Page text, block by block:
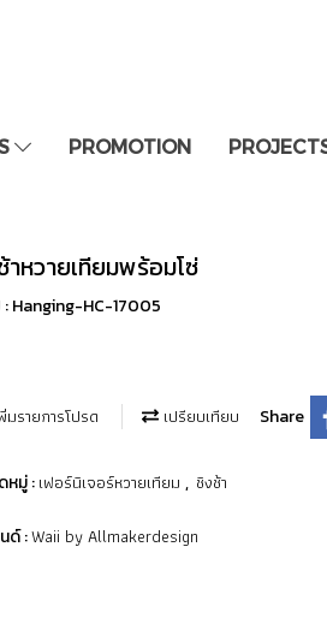
PROMOTION
าหวายเทียมพร้อมโซ่
: Hanging-HC-17005
มรายการโปรด เปรียบเทียบ Share
หมู่ :เฟอร์นิเจอร์หวายเทียม , ชิงช้า
ด์ :Waii by Allmakerdesign